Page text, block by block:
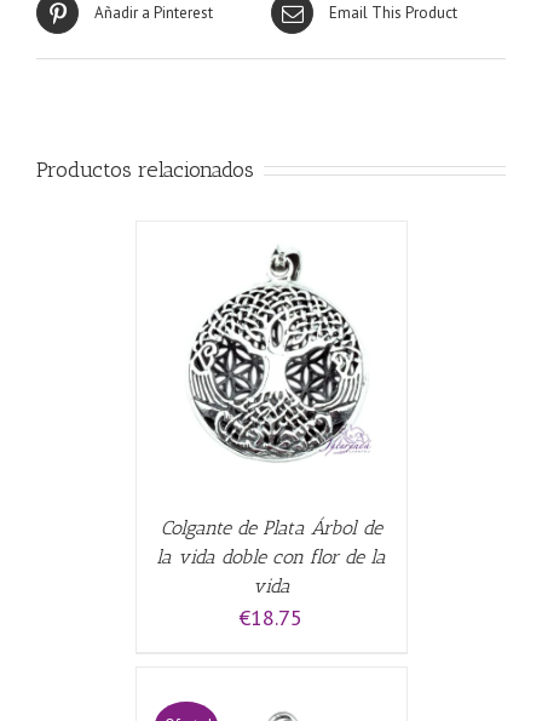
Añadir a Pinterest Email This Product
Productos relacionados
Colgante de Plata Árbol de
la vida doble con flor de la
vida
€18.75